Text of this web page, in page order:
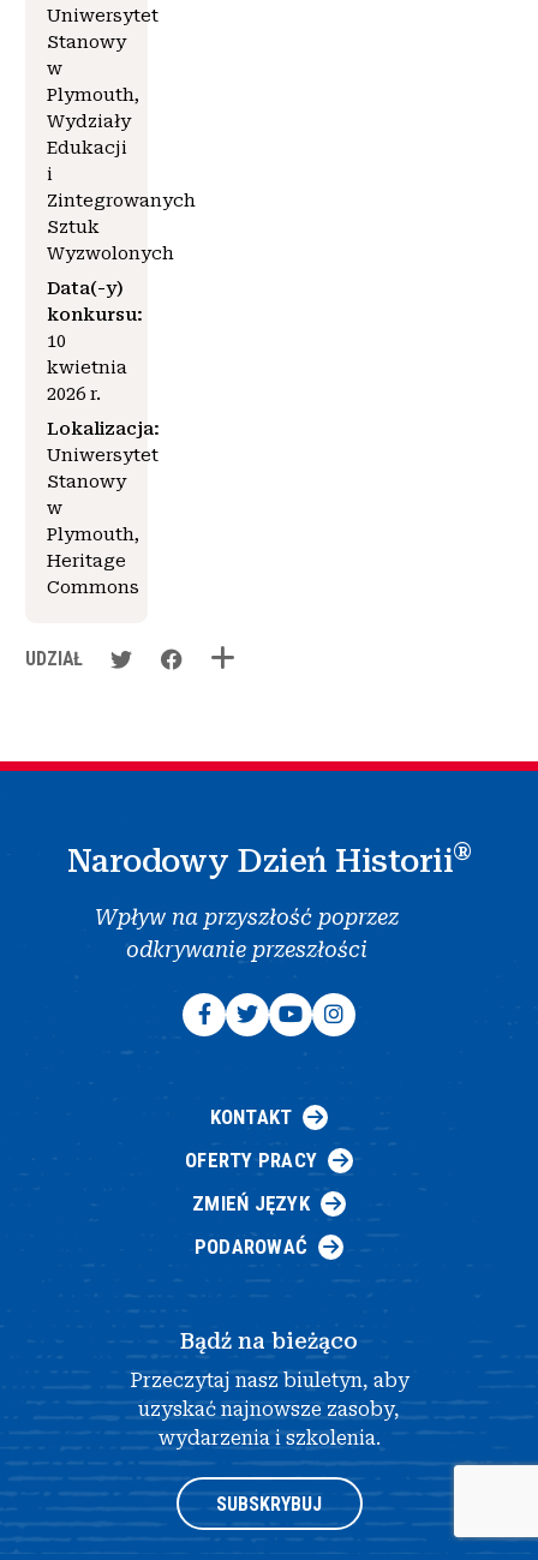
Uniwersytet
Stanowy
w
Plymouth,
Wydziały
Edukacji
i
Zintegrowanych
Sztuk
Wyzwolonych
Data(-y)
konkursu:
10
kwietnia
2026 r.
Lokalizacja:
Uniwersytet
Stanowy
w
Plymouth,
Heritage
Commons
UDZIAŁ
Narodowy Dzień Historii®
Wpływ na przyszłość poprzez
odkrywanie przeszłości
KONTAKT
OFERTY PRACY
ZMIEŃ JĘZYK
PODAROWAĆ
Bądź na bieżąco
Przeczytaj nasz biuletyn, aby
uzyskać najnowsze zasoby,
wydarzenia i szkolenia.
SUBSKRYBUJ